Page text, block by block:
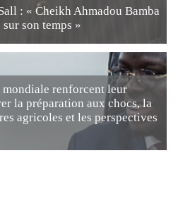
: « Cheikh Ahmadou Bamba
son temps »
mondiale renforcent leur
la préparation aux chocs, la
agricoles et les perspectives